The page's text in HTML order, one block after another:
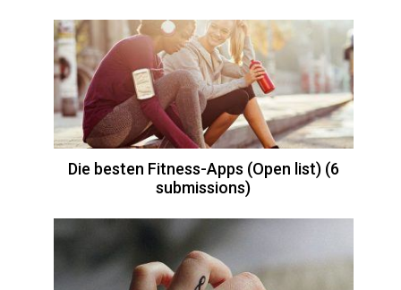
Die besten Fitness-Apps (Open list) (6
submissions)